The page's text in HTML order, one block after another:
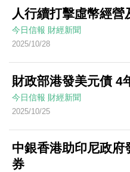
人行續打擊虛幣經營
今日信報 財經新聞
2025/10/28
財政部港發美元債 4
今日信報 財經新聞
2025/10/25
中銀香港助印尼政府
券